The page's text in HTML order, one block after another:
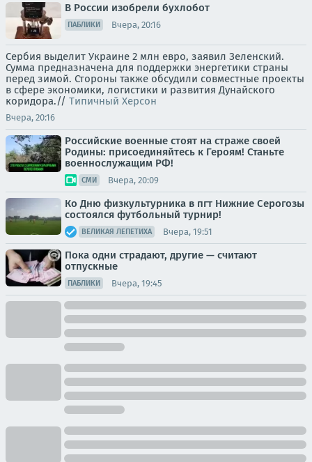
В России изобрели бухлобот
ПАБЛИКИ Вчера, 20:16
Сербия выделит Украине 2 млн евро, заявил Зеленский.
Сумма предназначена для поддержки энергетики страны
перед зимой. Стороны также обсудили совместные проекты
в сфере экономики, логистики и развития Дунайского
коридора.// Типичный Херсон
Вчера, 20:16
Российские военные стоят на страже своей
Родины: присоединяйтесь к Героям! Станьте
военнослужащим РФ!
СМИ Вчера, 20:09
Ко Дню физкультурника в пгт Нижние Серогозы
состоялся футбольный турнир!
ВЕЛИКАЯ ЛЕПЕТИХА Вчера, 19:51
Пока одни страдают, другие — считают
отпускные
ПАБЛИКИ Вчера, 19:45